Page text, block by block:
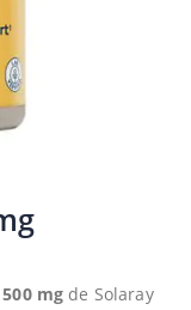
mg de Solaray